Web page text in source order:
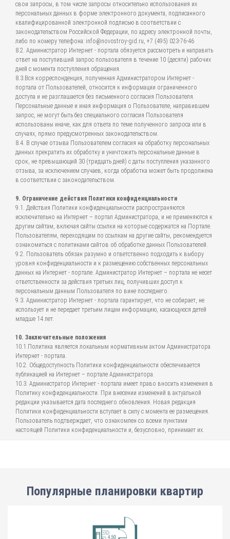
свои запросы, в том числе запросы относительно использования их
персональных данных в форме электронного документа, подписанного
квалифицированной электронной подписью в соответствии с
законодательством Российской Федерации, по адресу электронной почты,
либо по номеру телефона: info@novostroy-gid.ru, +7 (495) 023-76-46
8.2. Администратор Интернет - портала обязуется рассмотреть и направить
ответ на поступивший запрос пользователя в течение 10 (десяти) рабочих
дней с момента поступления обращения.
8.3.Вся корреспонденция, полученная Администратором Интернет -
портала от Пользователей, относится к информации ограниченного
доступа и не разглашается без письменного согласия Пользователя.
Персональные данные и иная информация о Пользователе, направившем
запрос, не могут быть без специального согласия Пользователя
использованы иначе, как для ответа по теме полученного запроса или в
случаях, прямо предусмотренных законодательством.
8.4. В случае отзыва Пользователем согласия на обработку персональных
данных прекратить их обработку и уничтожить персональные данные в
срок, не превышающий 30 (тридцать дней) с даты поступления указанного
отзыва, за исключением случаев, когда обработка может быть продолжена
в соответствии с законодательством.
9. Ограничение действия Политики конфиденциальности
9.1. Действия Политики конфиденциальности распространяются
исключительно на Интернет – портал Администратора, и не применяются к
другим сайтам, включая сайты ссылки на которые содержатся на Портале.
Пользователям, переходящим по ссылкам на другие сайты, рекомендуется
ознакомиться с политиками сайтов об обработке данных Пользователей.
9.2. Пользователь обязан разумно и ответственно подходить к выбору
уровня конфиденциальности и к размещению собственных персональных
данных на Интернет - портале. Администратор Интернет – портала не несет
ответственности за действия третьих лиц, получивших доступ к
персональным данным Пользователя по вине последнего.
9.3. Администратор Интернет - портала гарантирует, что не собирает, не
использует и не передает третьим лицам информацию, касающуюся детей
младше 14 лет.
10. Заключительные положения
10.1.Политика является локальным нормативным актом Администратора
Интернет - портала.
10.2. Общедоступность Политики конфиденциальности обеспечивается
публикацией на Интернет – портале Администратора.
10.3. Администратор Интернет - портала имеет право вносить изменения в
Политику конфиденциальности. При внесении изменений в актуальной
редакции указывается дата последнего обновления. Новая редакция
Политики конфиденциальности вступает в силу с момента ее размещения.
Пользователь подтверждает, что ознакомлен со всеми пунктами
настоящей Политики конфиденциальности и, безусловно, принимает их.
Популярные планировки квартир